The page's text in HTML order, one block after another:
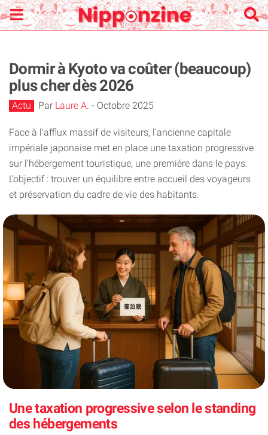
Dormir à Kyoto va coûter (beaucoup)
plus cher dès 2026
Actu Par Laure A. - Octobre 2025
Face à l'afflux massif de visiteurs, l'ancienne capitale
impériale japonaise met en place une taxation progressive
sur l'hébergement touristique, une première dans le pays.
L’objectif : trouver un équilibre entre accueil des voyageurs
et préservation du cadre de vie des habitants.
Une taxation progressive selon le standing
des hébergements